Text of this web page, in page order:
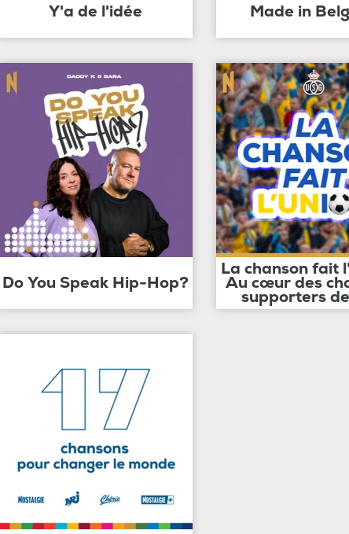
Y'a de l'idée Made in
Do You Speak Hip-Hop?
La chanson fait
Au cœur des
supporters